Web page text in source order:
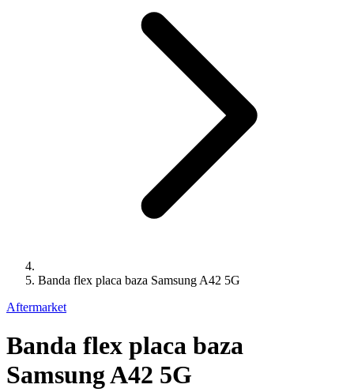
Banda flex placa baza Samsung A42 5G
Aftermarket
Banda flex placa baza
Samsung A42 5G